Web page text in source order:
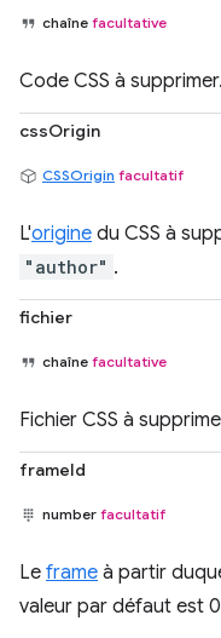
chaîne facultative
Code CSS à supprimer.
cssOrigin
CSSOrigin facultatif
L'origine du CSS à
"author" .
fichier
chaîne facultative
Fichier CSS à
frameId
number facultatif
Le frame à partir
valeur par défaut est